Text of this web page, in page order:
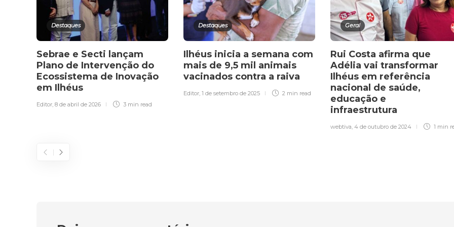
Destaques
Sebrae e Secti lançam
Plano de Intervenção do
Ecossistema de Inovação
em Ilhéus
Editor, 8 de abril de 2026 3 min read
Destaques
Ilhéus inicia a semana com
mais de 9,5 mil animais
vacinados contra a raiva
Editor, 1 de setembro de 2025 2 min read
Geral
Rui Costa afirma que
Adélia vai transformar
Ilhéus em referência
nacional de saúde,
educação e
infraestrutura
webtiva, 4 de outubro de 2024 1 min